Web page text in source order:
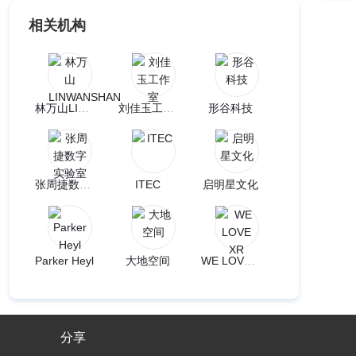
相关机构
形谷科技
ITEC 启明星文化
Parker Heyl 大地空间
分享